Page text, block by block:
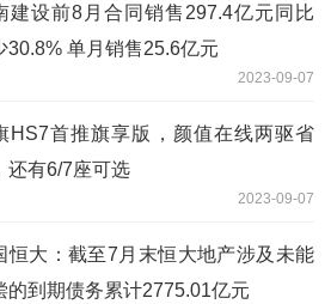
建设前8月合同销售297.4亿元同比
30.8% 单月销售25.6亿元
2023-09-07
HS7首推旗享版，颜值在线两驱省
还有6/7座可选
2023-09-07
恒大：截至7月末恒大地产涉及未能
的到期债务累计2775.01亿元